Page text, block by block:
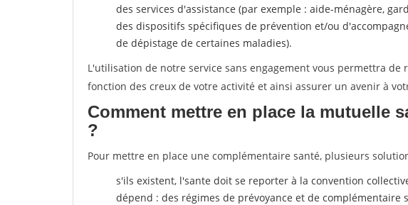
des services d'assistance (par exemple : aide-ménagère,
des dispositifs spécifiques de prévention et/ou
de dépistage de certaines maladies).
L'utilisation de notre service sans engagement vous permettra de
fonction des creux de votre activité et ainsi assurer un avenir à
Comment mettre en place la mutuelle
?
Pour mettre en place une complémentaire santé, plusieurs
s'ils existent, l'sante doit se reporter à la convention
dépend : des régimes de prévoyance et de complémentaire